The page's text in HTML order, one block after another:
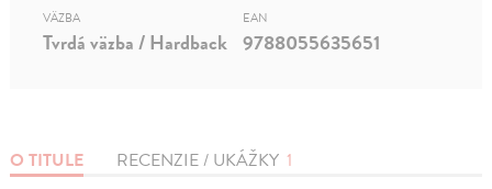
O TITULE RECENZIE / UKÁŽKY 1
VÄZBA
Tvrdá väzba / Hardback
EAN
9788055635651